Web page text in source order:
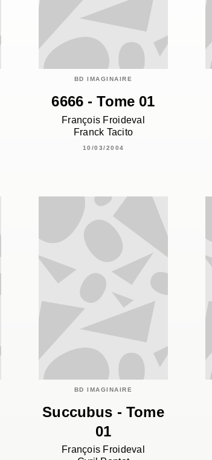
BD IMAGINAIRE
6666 - Tome 01
François Froideval
Franck Tacito
10/03/2004
BD IMAGINAIRE
Succubus - Tome
01
François Froideval